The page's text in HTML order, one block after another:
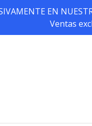
EN
Ventas